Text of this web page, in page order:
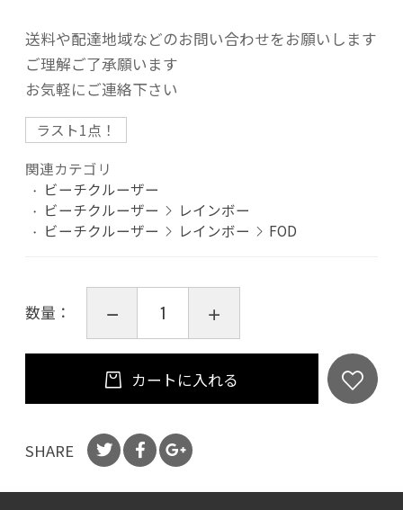
送料や配達地域などのお問い合わせをお願いします
ご理解ご了承願います
お気軽にご連絡下さい
ラスト1点！
関連カテゴリ
ビーチクルーザー
ビーチクルーザー
レインボー
ビーチクルーザー
レインボー FOD
数量：
カートに入れる
SHARE